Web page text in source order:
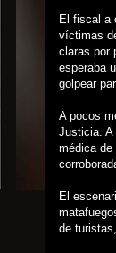
El fiscal a
víctimas
claras por
esperaba
golpear
A pocos
Justicia. A
médica
El
de